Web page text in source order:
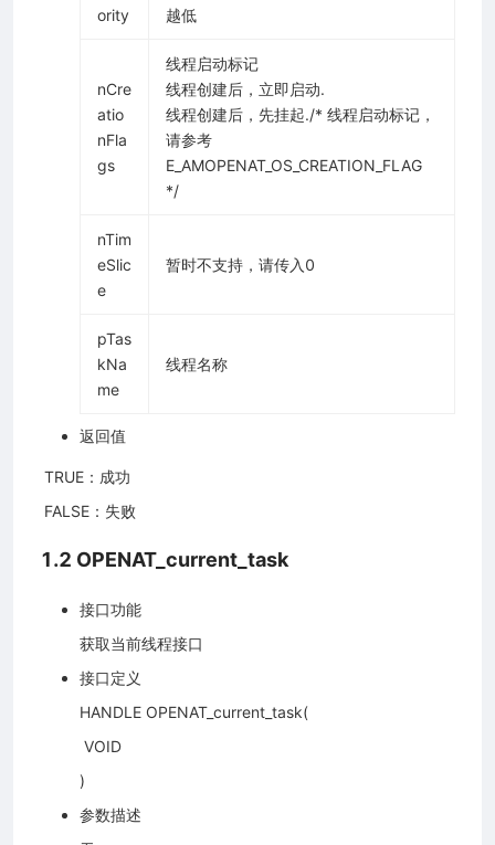
ority
越低
nCre
atio
nFla
gs
线程启动标记
线程创建后，立即启动.
线程创建后，先挂起./* 线程启动标记，
请参考
E_AMOPENAT_OS_CREATION_FLAG
*/
nTim
eSlic
e
暂时不支持，请传入0
pTas
kNa
me
线程名称
返回值
​ TRUE：成功
​ FALSE：失败
1.2 OPENAT_current_task
接口功能
获取当前线程接口
接口定义
HANDLE OPENAT_current_task(
​ VOID
)
参数描述